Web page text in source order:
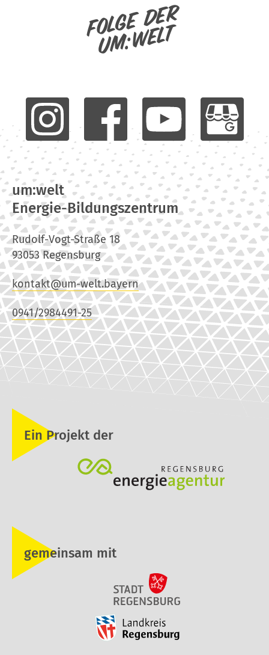
Folge der
um:welt
um:welt
Energie-Bildungszentrum
Rudolf-Vogt-Straße 18
93053 Regensburg
kontakt@um-welt.bayern
0941/2984491-25
Ein Projekt der
gemeinsam mit